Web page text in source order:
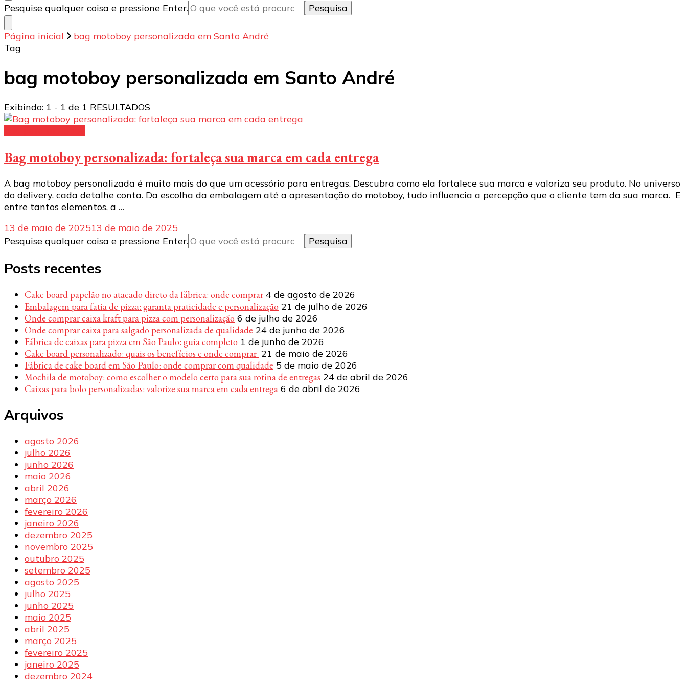
Procurando
algo?
Pesquise qualquer coisa e pressione Enter.
Página inicial
bag motoboy personalizada em Santo André
Tag
bag motoboy personalizada em Santo André
Exibindo: 1 - 1 de 1 RESULTADOS
Bag motoboy personalizada: fortaleça sua marca em cada entrega
A bag motoboy personalizada é muito mais do que um acessório para entregas. Descubra como ela fortalece sua marca e valoriza seu produto. No universo
do delivery, cada detalhe conta. Da escolha da embalagem até a apresentação do motoboy, tudo influencia a percepção que o cliente tem da sua marca. E
entre tantos elementos, a …
13 de maio de 202513 de maio de 2025
Procurando
Pesquise qualquer coisa e pressione Enter.
Posts recentes
Cake board papelão no atacado direto da fábrica: onde comprar 4 de agosto de 2026
Embalagem para fatia de pizza: garanta praticidade e personalização 21 de julho de 2026
Onde comprar caixa kraft para pizza com personalização 6 de julho de 2026
Onde comprar caixa para salgado personalizada de qualidade 24 de junho de 2026
Fábrica de caixas para pizza em São Paulo: guia completo 1 de junho de 2026
Cake board personalizado: quais os benefícios e onde comprar 21 de maio de 2026
Fábrica de cake board em São Paulo: onde comprar com qualidade 5 de maio de 2026
Mochila de motoboy: como escolher o modelo certo para sua rotina de entregas 24 de abril de 2026
Caixas para bolo personalizadas: valorize sua marca em cada entrega 6 de abril de 2026
Arquivos
agosto 2026
julho 2026
junho 2026
maio 2026
abril 2026
março 2026
fevereiro 2026
janeiro 2026
dezembro 2025
novembro 2025
outubro 2025
setembro 2025
agosto 2025
julho 2025
junho 2025
maio 2025
abril 2025
março 2025
fevereiro 2025
janeiro 2025
dezembro 2024